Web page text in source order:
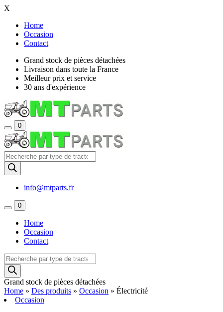
X
Home
Occasion
Contact
Grand stock de pièces détachées
Livraison dans toute la France
Meilleur prix et service
30 ans d'expérience
0
Recherche
de
produits
info@mtparts.fr
0
Home
Occasion
Contact
Recherche
de
produits
Grand stock de pièces détachées
Home » Des produits » Occasion » Électricité
Occasion